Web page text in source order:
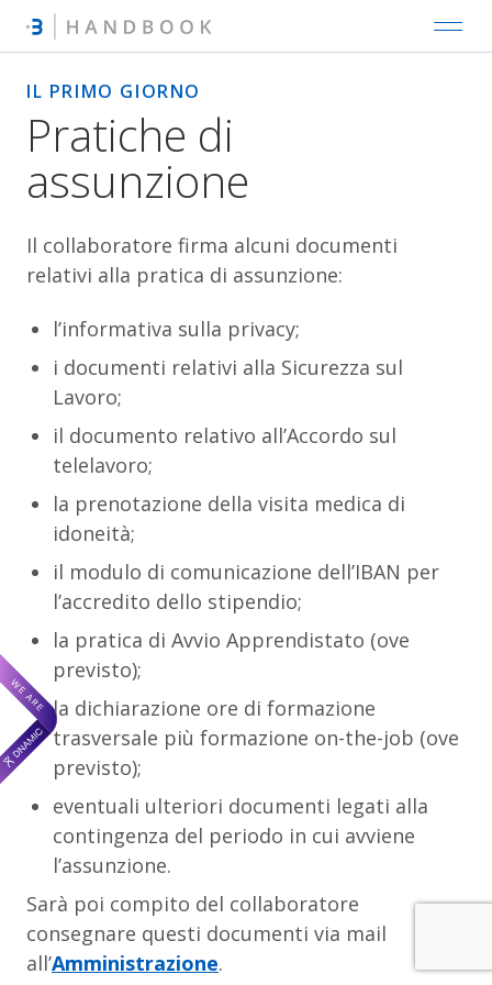
IL PRIMO GIORNO
Pratiche di
assunzione
Il collaboratore firma alcuni documenti
relativi alla pratica di assunzione:
l’informativa sulla privacy;
i documenti relativi alla Sicurezza sul
Lavoro;
il documento relativo all’Accordo sul
telelavoro;
la prenotazione della visita medica di
idoneità;
il modulo di comunicazione dell’IBAN per
l’accredito dello stipendio;
la pratica di Avvio Apprendistato (ove
previsto);
la dichiarazione ore di formazione
trasversale più formazione on-the-job (ove
previsto);
eventuali ulteriori documenti legati alla
contingenza del periodo in cui avviene
l’assunzione.
Sarà poi compito del collaboratore
consegnare questi documenti via mail
all’Amministrazione.